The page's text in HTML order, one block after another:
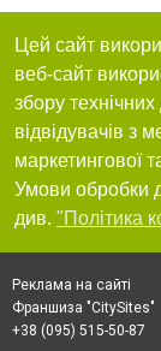
Цей сайт
веб-сайт
збору
відвідувачів з
маркетингової
Умови обробки
див. "Політика
Реклама на сайті
Франшиза "CitySites"
+38 (095) 515-50-87